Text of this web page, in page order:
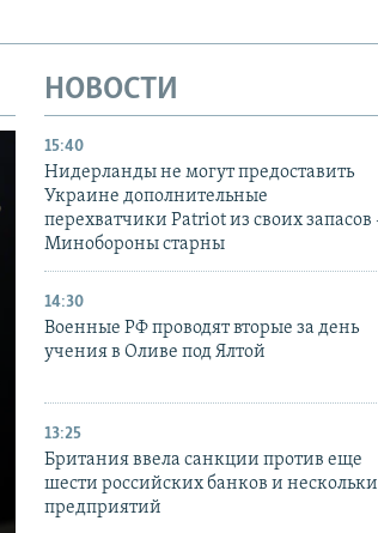
НОВОСТИ
15:40
Нидерланды не могут предоставить
Украине дополнительные
перехватчики Patriot из своих запасов
Минобороны старны
14:30
Военные РФ проводят вторые за день
учения в Оливе под Ялтой
13:25
Британия ввела санкции против еще
шести российских банков и
предприятий